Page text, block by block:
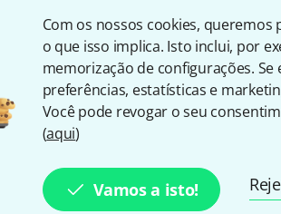
Com os nossos cookies,
o que isso implica. Isto inclui, por
memorização de configurações.
preferências, estatísticas e
Você pode revogar o seu
(aqui)
Vamos a isto!
10%
COMPRADO
Gravity TLS 431 B